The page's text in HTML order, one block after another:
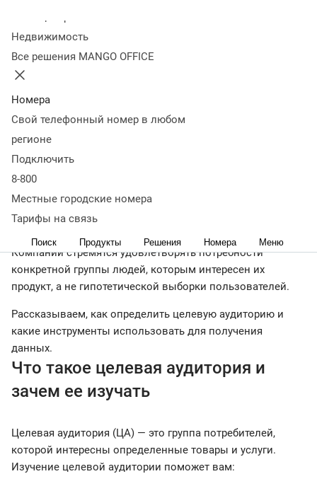
Недвижимость
Все решения MANGO OFFICE
Номера
Свой телефонный номер в любом
регионе
Подключить
8-800
Местные городские номера
Тарифы на связь
Поиск Продукты Решения Номера Меню
Оглавление
Что такое целевая аудитория и зачем ее
изучать
сегментировать ЦА
ЦА
Составление портрета ЦА Как меняется ЦА
ЦА Ошибки в определении ЦА
← Читать Журнал
Изучать целевую аудиторию необходимо на любой
стадии разработки продукта — от идеи до продвижения.
Компании стремятся удовлетворять потребности
конкретной группы людей, которым интересен их
продукт, а не гипотетической выборки пользователей.
Рассказываем, как определить целевую аудиторию и
какие инструменты использовать для получения
данных.
Что такое целевая аудитория и
зачем ее изучать
Целевая аудитория (ЦА) — это группа потребителей,
которой интересны определенные товары и услуги.
Изучение целевой аудитории поможет вам: